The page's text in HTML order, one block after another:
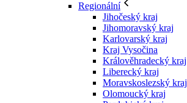
Regionální
Jihočeský kraj
Jihomoravský kraj
Karlovarský kraj
Kraj Vysočina
Králověhradecký kraj
Liberecký kraj
Moravskoslezský kraj
Olomoucký kraj